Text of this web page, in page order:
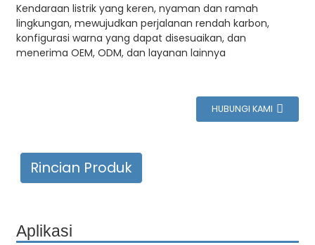
Kendaraan listrik yang keren, nyaman dan ramah
lingkungan, mewujudkan perjalanan rendah karbon,
konfigurasi warna yang dapat disesuaikan, dan
menerima OEM, ODM, dan layanan lainnya
HUBUNGI KAMI
Rincian Produk
Aplikasi